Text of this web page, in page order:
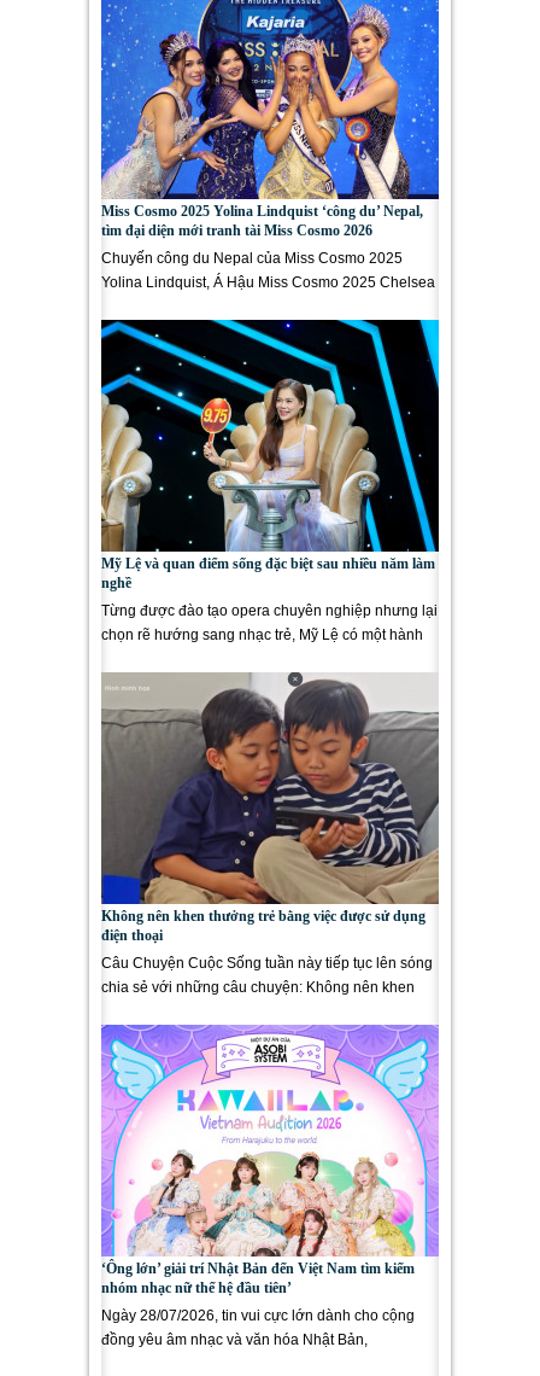
Miss Cosmo 2025 Yolina Lindquist ‘công du’ Nepal,
tìm đại diện mới tranh tài Miss Cosmo 2026
Chuyến công du Nepal của Miss Cosmo 2025
Yolina Lindquist, Á Hậu Miss Cosmo 2025 Chelsea
Mỹ Lệ và quan điểm sống đặc biệt sau nhiều năm làm
nghề
Từng được đào tạo opera chuyên nghiệp nhưng lại
chọn rẽ hướng sang nhạc trẻ, Mỹ Lệ có một hành
Không nên khen thưởng trẻ bằng việc được sử dụng
điện thoại
Câu Chuyện Cuộc Sống tuần này tiếp tục lên sóng
chia sẻ với những câu chuyện: Không nên khen
‘Ông lớn’ giải trí Nhật Bản đến Việt Nam tìm kiếm
nhóm nhạc nữ thế hệ đầu tiên’
Ngày 28/07/2026, tin vui cực lớn dành cho cộng
đồng yêu âm nhạc và văn hóa Nhật Bản,